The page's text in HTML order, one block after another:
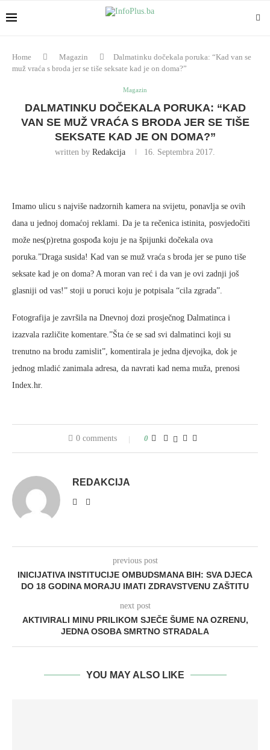
Home Magazin
Dalmatinku dočekala poruka: “Kad van se
muž vraća s broda jer se tiše seksate kad je on doma?”
Magazin
DALMATINKU DOČEKALA PORUKA: “KAD
VAN SE MUŽ VRAĆA S BRODA JER SE TIŠE
SEKSATE KAD JE ON DOMA?”
written by Redakcija 16. Septembra 2017.
Imamo ulicu s najviše nadzornih kamera na svijetu, ponavlja se ovih
dana u jednoj domaćoj reklami. Da je ta rečenica istinita, posvjedočiti
može nes(p)retna gospođa koju je na špijunki dočekala ova
poruka.”Draga susida! Kad van se muž vraća s broda jer se puno tiše
seksate kad je on doma? A moran van reć i da van je ovi zadnji još
glasniji od vas!” stoji u poruci koju je potpisala “cila zgrada”.
Fotografija je završila na Dnevnoj dozi prosječnog Dalmatinca i
izazvala različite komentare.”Šta će se sad svi dalmatinci koji su
trenutno na brodu zamislit”, komentirala je jedna djevojka, dok je
jednog mladić zanimala adresa, da navrati kad nema muža, prenosi
Index.hr.
0 comments 0
REDAKCIJA
previous post
INICIJATIVA INSTITUCIJE OMBUDSMANA BIH: SVA DJECA
DO 18 GODINA MORAJU IMATI ZDRAVSTVENU ZAŠTITU
next post
AKTIVIRALI MINU PRILIKOM SJEČE ŠUME NA OZRENU,
JEDNA OSOBA SMRTNO STRADALA
YOU MAY ALSO LIKE